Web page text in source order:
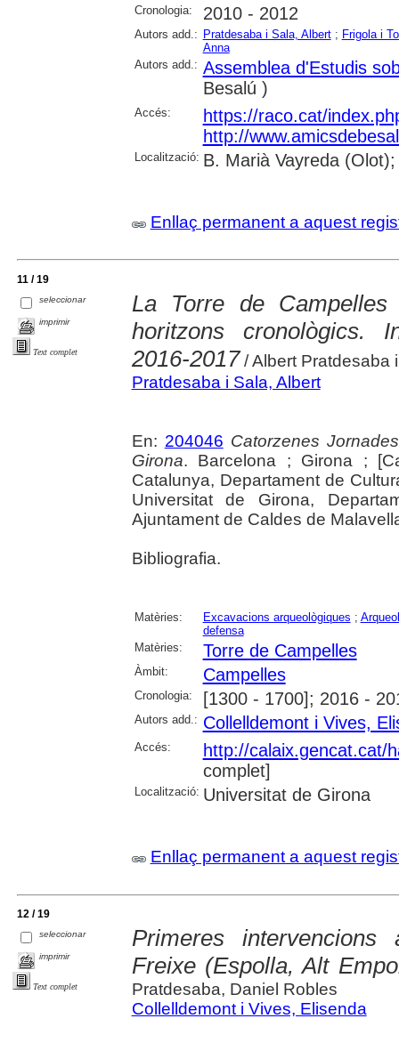
Cronologia: 2010 - 2012
Autors add.: Pratdesaba i Sala, Albert; Frigola i
Anna
Autors add.: Assemblea d'Estudis
Besalú )
Accés:
https://raco.cat/
http://
Localització: B. Marià Vayreda (Olot);
Enllaç permanent a aquest
11 / 19
seleccionar
imprimir
Text complet
La Torre de Campelles
horitzons cronològics.
2016-2017 / Albert Pratdesaba
Pratdesaba i Sala, Albert
En: 204046 Catorzenes
Girona. Barcelona ; Girona ;
Catalunya, Departament de
Universitat de Girona,
Ajuntament de Caldes de
Bibliografia.
Matèries: Excavacions arqueològiques ;
defensa
Matèries:
Torre de Campelles
Àmbit: Campelles
Cronologia: [1300 - 1700]; 2016 -
Autors add.: Collelldemont i Vives,
Accés:
http://calaix.gencat.cat/
complet]
Localització: Universitat de Girona
Enllaç permanent a aquest
12 / 19
seleccionar
imprimir
Text complet
Primeres
Freixe (Espolla, Alt
Pratdesaba, Daniel Robles
Collelldemont i Vives, Elisenda